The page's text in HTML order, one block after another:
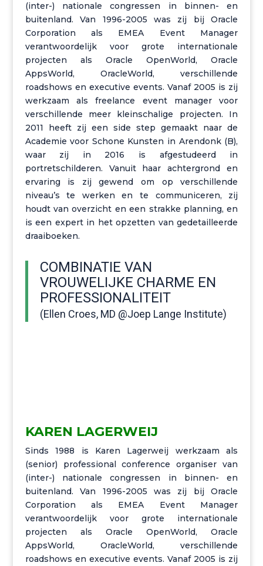
(inter-) nationale congressen in binnen- en
buitenland. Van 1996-2005 was zij bij Oracle
Corporation als EMEA Event Manager
verantwoordelijk voor grote internationale
projecten als OracleOpenWorld, Oracle
AppsWorld, OracleWorld, verschillende
roadshows en executive events.Vanaf 2005 is zij
werkzaam als freelance event manager voor
verschillende meer kleinschalige projecten. In
2011 heeft zij een side step gemaakt naar de
Academie voor Schone Kunsten in Arendonk (B),
waar zij in 2016 is afgestudeerd in
portretschilderen. Vanuit haar achtergrond en
ervaring is zij gewend om op verschillende
niveau’s te werken en te communiceren, zij
houdt van overzicht en een strakke planning, en
is een expert in het opzetten van gedetailleerde
draaiboeken.
COMBINATIE VAN
VROUWELIJKE CHARME EN
PROFESSIONALITEIT
(Ellen Croes, MD @Joep Lange Institute)
KAREN LAGERWEIJ
Sinds 1988 is Karen Lagerweij werkzaam als
(senior) professional conferenceorganiser van
(inter-) nationale congressen in binnen- en
buitenland. Van 1996-2005 was zij bij Oracle
Corporation als EMEA Event Manager
verantwoordelijk voor grote internationale
projecten als OracleOpenWorld, Oracle
AppsWorld, OracleWorld, verschillende
roadshows en executive events.Vanaf 2005 is zij